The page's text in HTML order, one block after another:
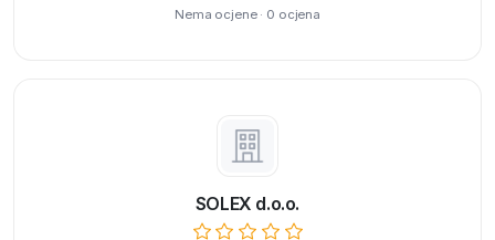
Nema ocjene · 0 ocjena
SOLEX d.o.o.